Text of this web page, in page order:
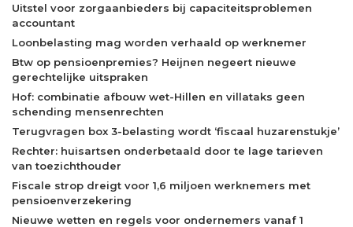
Uitstel voor zorgaanbieders bij capaciteitsproblemen
accountant
Loonbelasting mag worden verhaald op werknemer
Btw op pensioenpremies? Heijnen negeert nieuwe
gerechtelijke uitspraken
Hof: combinatie afbouw wet-Hillen en villataks geen
schending mensenrechten
Terugvragen box 3-belasting wordt ‘fiscaal huzarenstukje’
Rechter: huisartsen onderbetaald door te lage tarieven
van toezichthouder
Fiscale strop dreigt voor 1,6 miljoen werknemers met
pensioenverzekering
Nieuwe wetten en regels voor ondernemers vanaf 1